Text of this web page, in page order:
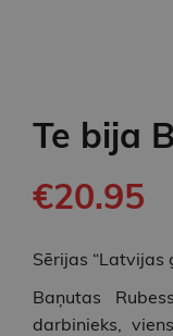
Te bija
€20.95
Sērijas “Latvijas
Baņutas
darbinieks,